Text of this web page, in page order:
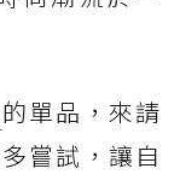
的單品，來請
嘗試，讓自